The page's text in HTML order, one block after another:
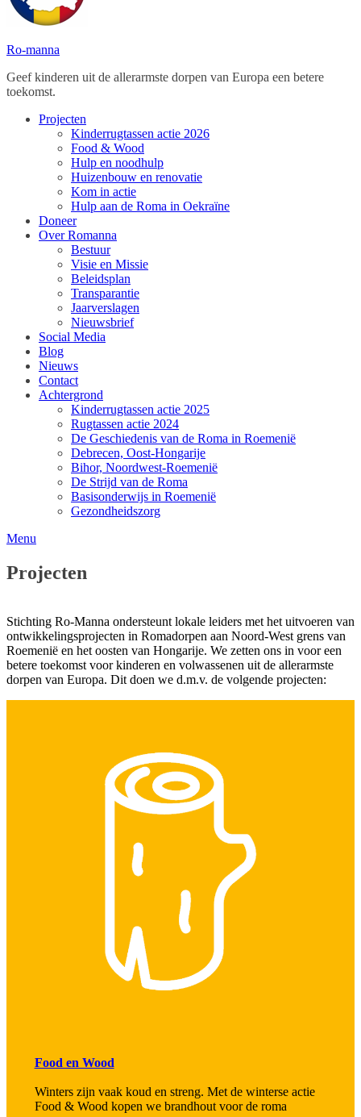
Ro-manna
Geef kinderen uit de allerarmste dorpen van Europa een betere
toekomst.
Projecten
Kinderrugtassen actie 2026
Food & Wood
Hulp en noodhulp
Huizenbouw en renovatie
Kom in actie
Hulp aan de Roma in Oekraïne
Doneer
Over Romanna
Bestuur
Visie en Missie
Beleidsplan
Transparantie
Jaarverslagen
Nieuwsbrief
Social Media
Blog
Nieuws
Contact
Achtergrond
Kinderrugtassen actie 2025
Rugtassen actie 2024
De Geschiedenis van de Roma in Roemenië
Debrecen, Oost-Hongarije
Bihor, Noordwest-Roemenië
De Strijd van de Roma
Basisonderwijs in Roemenië
Gezondheidszorg
Menu
Projecten
Stichting Ro-Manna ondersteunt lokale leiders met het uitvoeren van
ontwikkelingsprojecten in Romadorpen aan Noord-West grens van
Roemenië en het oosten van Hongarije. We zetten ons in voor een
betere toekomst voor kinderen en volwassenen uit de allerarmste
dorpen van Europa. Dit doen we d.m.v. de volgende projecten:
Food en Wood
Winters zijn vaak koud en streng. Met de winterse actie
Food & Wood kopen we brandhout voor de roma